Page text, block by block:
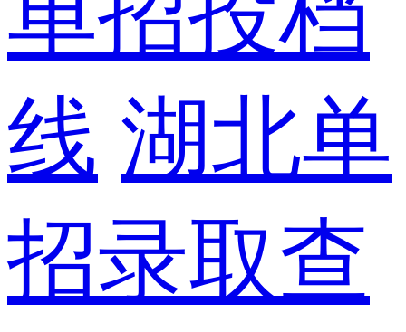
线 湖北单
招录取查